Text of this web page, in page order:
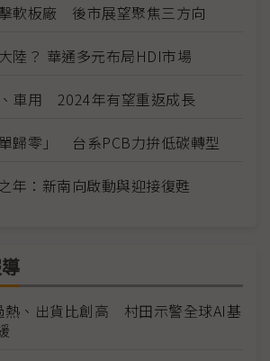
軟板廠 後市展望聚焦三方向
陸？ 華通多元布局HDI市場
車用 2024年有望重返成長
單歸零」 台系PCB力拚低碳轉型
年：新南向啟動與迎接復甦
熱、出貨比創高 村田示警全球AI基